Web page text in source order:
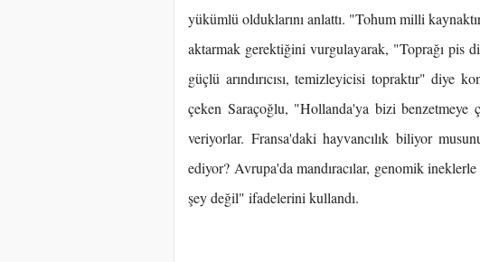
yükümlü olduklarını anlattı. "Tohum milli
aktarmak gerektiğini vurgulayarak, "Toprağı pis
güçlü arındırıcısı, temizleyicisi topraktır" diye
çeken Saraçoğlu, "Hollanda'ya bizi benzetmeye
veriyorlar. Fransa'daki hayvancılık biliyor
ediyor? Avrupa'da mandıracılar, genomik
şey değil" ifadelerini kullandı.